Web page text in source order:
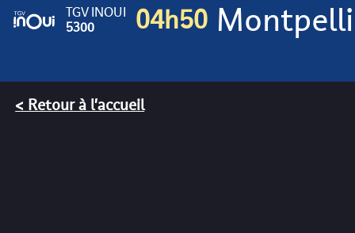
TGV INOUI
5300
04h50
< Retour à l'accueil